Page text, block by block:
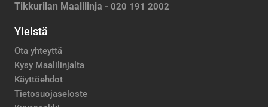
Tikkurilan Maalilinja - 020 191 2002
Yleistä
Ota yhteyttä
Kysy Maalilinjalta
Käyttöehdot
Tietosuojaseloste